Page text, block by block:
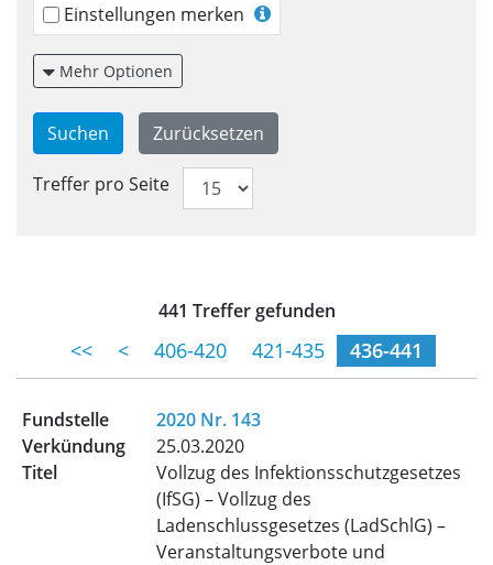
Einstellungen merken
Mehr Optionen
Treffer pro Seite
441 Treffer gefunden
<< < 406-420 421-435 (momentane
436-441
2020 Nr. 143
25.03.2020
Vollzug des Infektionsschutzgesetzes
(IfSG) – Vollzug des
Ladenschlussgesetzes (LadSchlG) –
Veranstaltungsverbote und